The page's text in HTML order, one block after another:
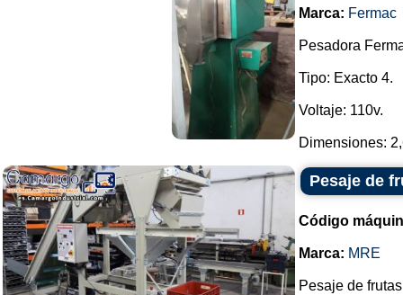
Marca: Fermac
Pesadora
Tipo: Exacto 4.
Voltaje: 110v.
Dimensiones:
Pesaje de
Código
Marca: MRE
Pesaje de